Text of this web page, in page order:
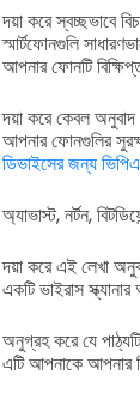
দয়া করে স্বচ্ছভাবে
স্মার্টফোনগুলি
আপনার ফোনটি
দয়া করে কেবল
আপনার ফোনগুলির
ডিভাইসের জন্য
অ্যাভাস্ট, নর্টন,
দয়া করে এই লেখা
একটি ভাইরাস
অনুগ্রহ করে যে
এটি আপনাকে আপনার